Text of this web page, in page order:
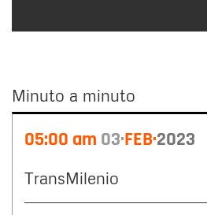
Minuto a minuto
05:00 am 03 FEB 2023
TransMilenio